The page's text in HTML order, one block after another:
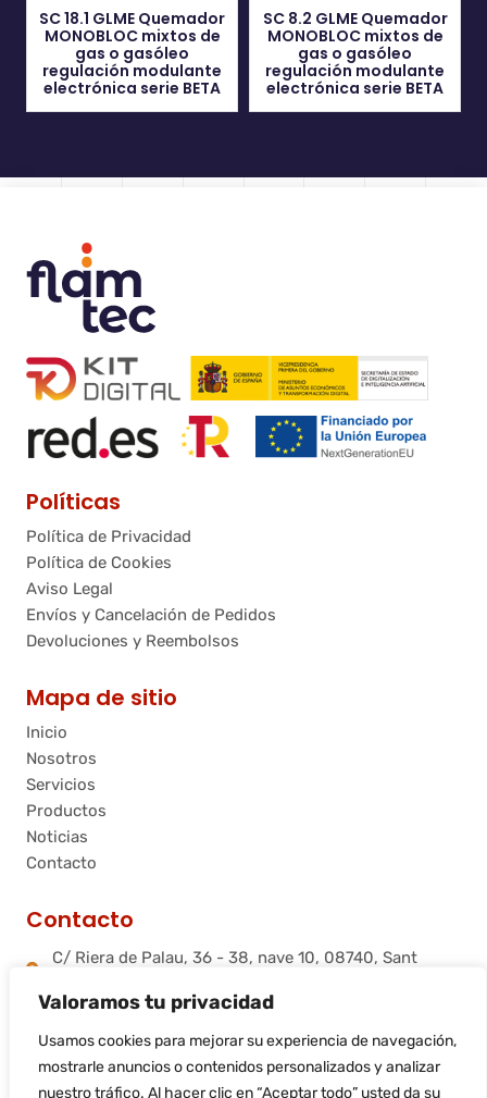
Valoramos tu privacidad
Usamos cookies para mejorar su experiencia de navegación,
mostrarle anuncios o contenidos personalizados y analizar
nuestro tráfico. Al hacer clic en “Aceptar todo” usted da su
SC 18.1 GLME Quemador
MONOBLOC mixtos de
gas o gasóleo
regulación modulante
electrónica serie BETA
SC 8.2 GLME Quemador
MONOBLOC mixtos de
gas o gasóleo
regulación modulante
electrónica serie BETA
Políticas
Política de Privacidad
Política de Cookies
Aviso Legal
Envíos y Cancelación de Pedidos
Devoluciones y Reembolsos
Mapa de sitio
Inicio
Nosotros
Servicios
Productos
Noticias
Contacto
Contacto
C/ Riera de Palau, 36 - 38, nave 10, 08740, Sant
info@flamtec.es
+34 937 06 00 52
Flamtec Combustión Ibérica, S.L.